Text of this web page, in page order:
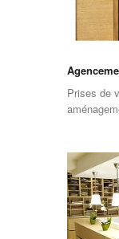
Prises de